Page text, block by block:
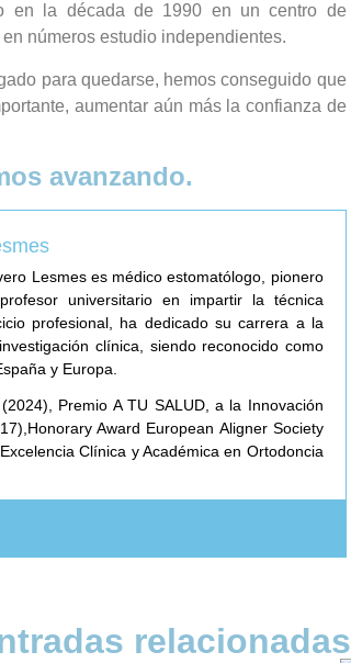
en la década de 1990 en un centro de
números estudio independientes.
para quedarse, hemos conseguido que
aumentar aún más la confianza de
avanzando.
Lesmes es médico estomatólogo, pionero
universitario en impartir la técnica
profesional, ha dedicado su carrera a la
clínica, siendo reconocido como
y Europa.
Premio A TU SALUD, a la Innovación
Award European Aligner Society
Clínica y Académica en Ortodoncia
relacionadas